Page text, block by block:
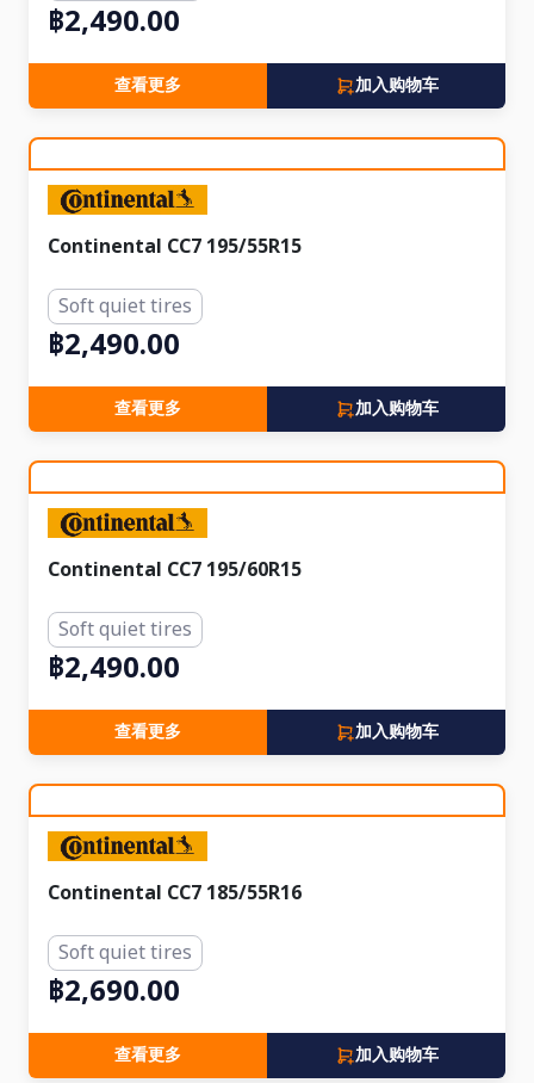
฿2,490.00
查看更多 加入购物车
Continental CC7 195/55R15
Soft quiet tires
฿2,490.00
查看更多 加入购物车
Continental CC7 195/60R15
Soft quiet tires
฿2,490.00
查看更多 加入购物车
Continental CC7 185/55R16
Soft quiet tires
฿2,690.00
查看更多 加入购物车